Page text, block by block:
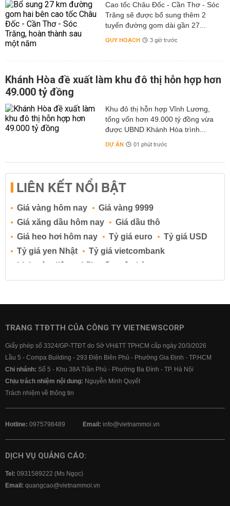
Cao tốc Châu Đốc - Cần Thơ - Sóc
Trăng sẽ được bổ sung thêm 2
tuyến đường gom dài gần 27...
QUY HOẠCH 3 giờ trước
Khánh Hòa đề xuất làm khu đô thị hỗn hợp hơn
49.000 tỷ đồng
Khu đô thị hỗn hợp Vĩnh Lương,
tổng vốn hơn 49.000 tỷ đồng vừa
được UBND Khánh Hòa trình...
DỰ ÁN 01 phút trước
LIÊN KẾT NỔI BẬT
Giá vàng hôm nay
Giá vàng 9999
Giá xăng dầu hôm nay
Giá dầu thô
Giá heo hơi hôm nay
Tỷ giá euro
Tỷ giá USD
Tỷ giá yen Nhật
Tỷ giá vietcombank
Lịch cúp điện
Lãi suất ngân hàng
Lãi suất tiết kiệm
Lãi suất tiền gửi
Lãi suất ngân hàng BIDV
Lãi suất ngân hàng Vietcombank
TRANG TTĐTTH CỦA CÔNG TY VIETNEWSCORP
Giấy phép số 3324/GP-TTĐT do Sở VH&TT TPHCM cấp ngày 20/3/2026
Lầu 5 - Compa Building - 293 Điện Biên Phủ - Phường Gia Định - TP.HCM
Chi nhánh: Số 5 - Khu 38A Trần Phú - Phường Ba Đình - TP. Hà Nội
Chịu trách nhiệm nội dung: Nguyễn Minh Quyết
Trách nhiệm về thông tin
Hotline: 0975798489 Email: info@vietnammoi.vn
DỊCH VỤ QUẢNG CÁO:
Tel: 0931589222 (Ms Ngọc)
Email: quangcao@vietnammoi.vn